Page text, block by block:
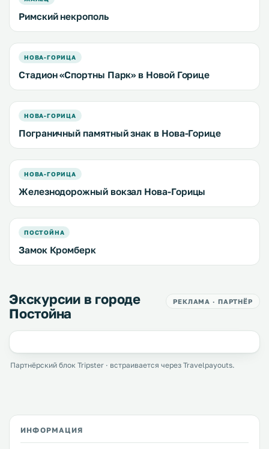
Римский некрополь
НОВА-ГОРИЦА
Стадион «Спортны Парк» в Новой Горице
НОВА-ГОРИЦА
Пограничный памятный знак в Нова-Горице
НОВА-ГОРИЦА
Железнодорожный вокзал Нова-Горицы
ПОСТОЙНА
Замок Кромберк
Экскурсии в городе
Постойна
РЕКЛАМА · ПАРТНЁР
Партнёрский блок Tripster · встраивается через Travelpayouts.
ИНФОРМАЦИЯ